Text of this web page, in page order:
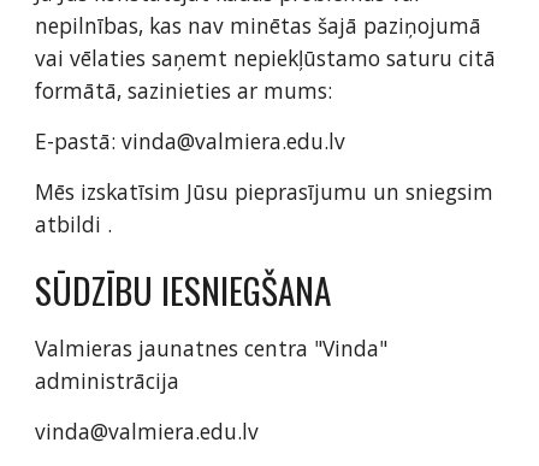
nepilnības, kas nav minētas šajā paziņojumā
vai vēlaties saņemt nepiekļūstamo saturu citā
formātā, sazinieties ar mums:
E-pastā: vinda@valmiera.edu.lv
Mēs izskatīsim Jūsu pieprasījumu un sniegsim
atbildi .
SŪDZĪBU IESNIEGŠANA
Valmieras jaunatnes centra "Vinda"
administrācija
vinda@valmiera.edu.lv